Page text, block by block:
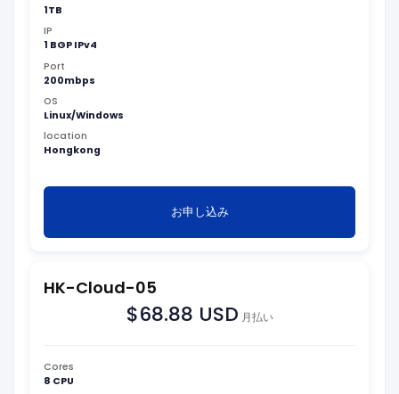
1TB
IP
1 BGP IPv4
Port
200mbps
OS
Linux/Windows
location
Hongkong
お申し込み
HK-Cloud-05
$68.88 USD 月払い
Cores
8 CPU